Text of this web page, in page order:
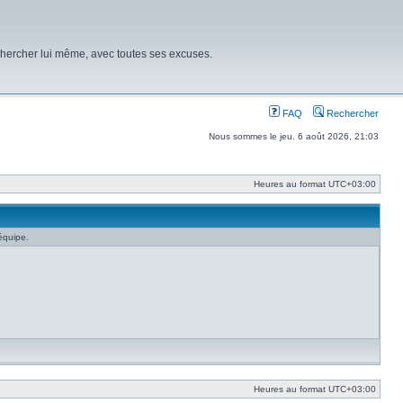
lui même, avec toutes ses excuses.
FAQ Rechercher
Nous sommes le jeu. 6 août 2026, 21:03
Heures au format UTC+03:00
Heures au format UTC+03:00